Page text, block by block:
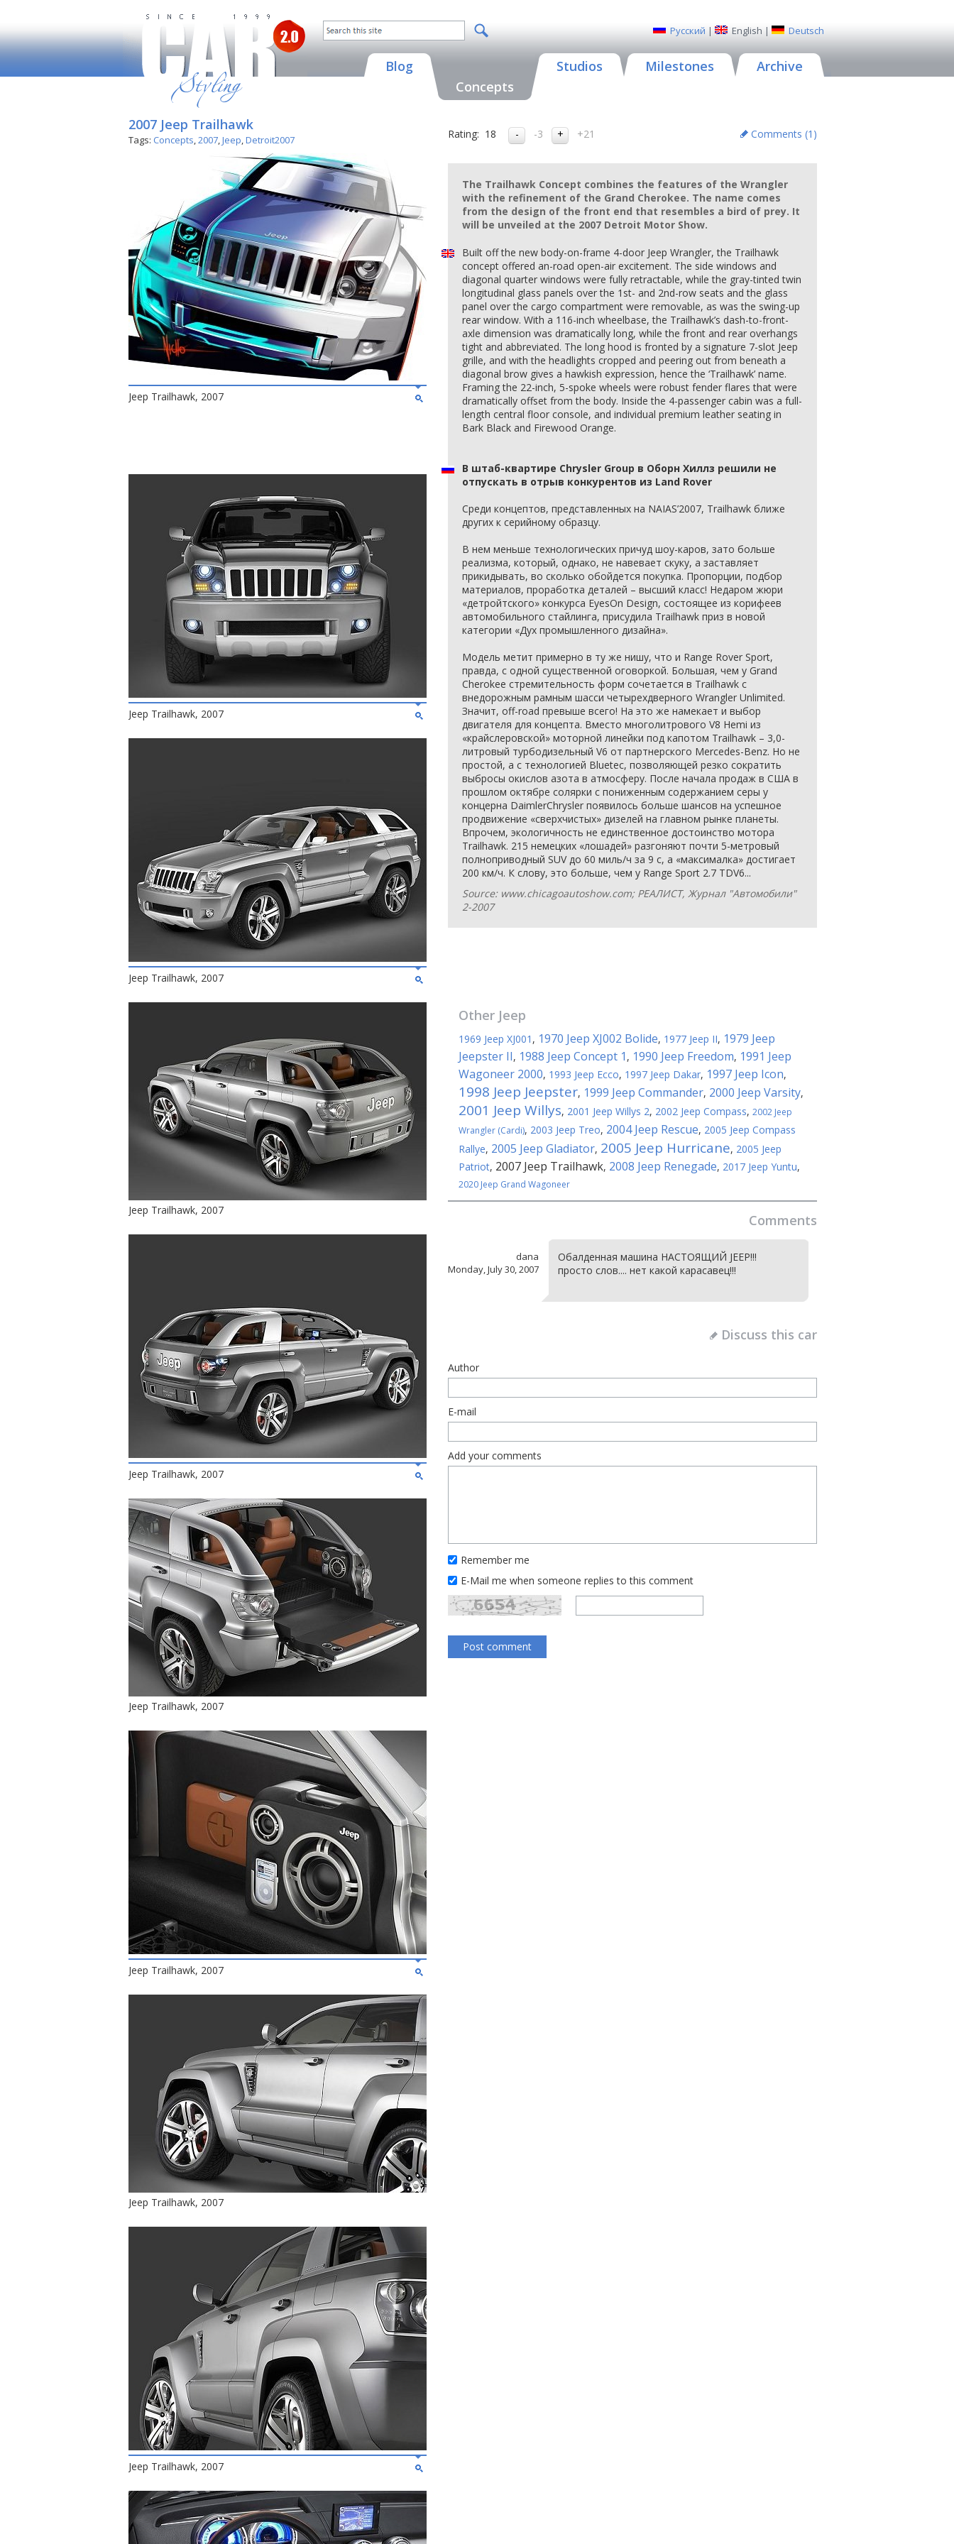
Русский | English | Deutsch
Blog
Concepts
Studios Milestones Archive
2007 Jeep Trailhawk
Tags: Concepts,2007,Jeep,Detroit2007
Jeep Trailhawk, 2007
Jeep Trailhawk, 2007
Jeep Trailhawk, 2007
Jeep Trailhawk, 2007
Jeep Trailhawk, 2007
Jeep Trailhawk, 2007
Jeep Trailhawk, 2007
Jeep Trailhawk, 2007
Jeep Trailhawk, 2007
Rating: 18 -3 +21 Comments (1 )
The Trailhawk Concept combines the features of the Wrangler
with the refinement of the Grand Cherokee. The name comes
from the design of the front end that resembles a bird of prey. It
will be unveiled at the 2007 Detroit Motor Show.
Built off the new body-on-frame 4-door Jeep Wrangler, the Trailhawk
concept offered an-road open-air excitement. The side windows and
diagonal quarter windows were fully retractable, while the gray-tinted twin
longitudinal glass panels over the 1st- and 2nd-row seats and the glass
panel over the cargo compartment were removable, as was the swing-up
rear window. With a 116-inch wheelbase, the Trailhawk’s dash-to-front-
axle dimension was dramatically long, while the front and rear overhangs
tight and abbreviated. The long hood is fronted by a signature 7-slot Jeep
grille, and with the headlights cropped and peering out from beneath a
diagonal brow gives a hawkish expression, hence the ‘Trailhawk’ name.
Framing the 22-inch, 5-spoke wheels were robust fender flares that were
dramatically offset from the body. Inside the 4-passenger cabin was a full-
length central floor console, and individual premium leather seating in
Bark Black and Firewood Orange.
В штаб-квартире Chrysler Group в Оборн Хиллз решили не
отпускать в отрыв конкурентов из Land Rover
Среди концептов, представленных на NAIAS’2007, Trailhawk ближе
других к серийному образцу.
В нем меньше технологических причуд шоу-каров, зато больше
реализма, который, однако, не навевает скуку, а заставляет
прикидывать, во сколько обойдется покупка. Пропорции, подбор
материалов, проработка деталей – высший класс! Недаром жюри
«детройтского» конкурса EyesOn Design, состоящее из корифеев
автомобильного стайлинга, присудила Trailhawk приз в новой
категории «Дух промышленного дизайна».
Модель метит примерно в ту же нишу, что и Range Rover Sport,
правда, с одной существенной оговоркой. Большая, чем у Grand
Cherokee стремительность форм сочетается в Trailhawk с
внедорожным рамным шасси четырехдверного Wrangler Unlimited.
Значит, off-road превыше всего! На это же намекает и выбор
двигателя для концепта. Вместо многолитрового V8 Hemi из
«крайслеровской» моторной линейки под капотом Trailhawk – 3,0-
литровый турбодизельный V6 от партнерского Mercedes-Benz. Но не
простой, а с технологией Bluetec, позволяющей резко сократить
выбросы окислов азота в атмосферу. После начала продаж в США в
прошлом октябре солярки с пониженным содержанием серы у
концерна DaimlerChrysler появилось больше шансов на успешное
продвижение «сверхчистых» дизелей на главном рынке планеты.
Впрочем, экологичность не единственное достоинство мотора
Trailhawk. 215 немецких «лошадей» разгоняют почти 5-метровый
полноприводный SUV до 60 миль/ч за 9 с, а «максималка» достигает
200 км/ч. К слову, это больше, чем у Range Sport 2.7 TDV6...
Source: www.chicagoautoshow.com; РЕАЛИСТ, Журнал "Автомобили"
2-2007
Other Jeep
1969 Jeep XJ001 , 1970 Jeep XJ002 Bolide, 1977 Jeep II, 1979 Jeep
Jeepster II, 1988 Jeep Concept 1 , 1990 Jeep Freedom, 1991 Jeep
Wagoneer 2000, 1993 Jeep Ecco, 1997 Jeep Dakar, 1997 Jeep Icon,
1998 Jeep Jeepster, 1999 Jeep Commander, 2000 Jeep Varsity,
2001 Jeep Willys, 2001 Jeep Willys 2, 2002 Jeep Compass, 2002 Jeep
Wrangler (Cardi), 2003 Jeep Treo, 2004 Jeep Rescue, 2005 Jeep Compass
Rallye, 2005 Jeep Gladiator, 2005 Jeep Hurricane, 2005 Jeep
Patriot, 2007 Jeep Trailhawk, 2008 Jeep Renegade, 2017 Jeep Yuntu,
2020 Jeep Grand Wagoneer
Comments
dana
Monday, July 30, 2007
Обалденная машина НАСТОЯЩИЙ JEEP!!!
просто слов.... нет какой карасавец!!!
Discuss this car
Author
E-mail
Add your comments
Remember me
E-Mail me when someone replies to this comment